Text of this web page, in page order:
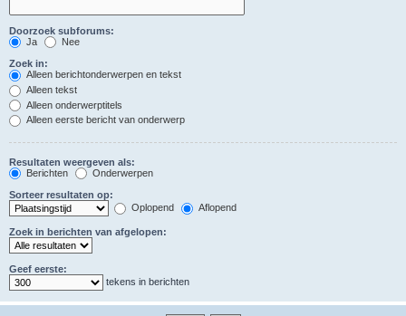
Doorzoek subforums:
Ja
Nee
Zoek in:
Alleen berichtonderwerpen en tekst
Alleen tekst
Alleen onderwerptitels
Alleen eerste bericht van onderwerp
Resultaten weergeven als:
Berichten
Onderwerpen
Sorteer resultaten op:
Oplopend
Aflopend
Zoek in berichten van afgelopen:
Geef eerste:
tekens in berichten